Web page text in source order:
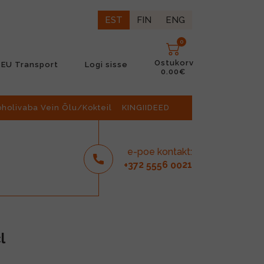
EST FIN ENG
EU Transport Logi sisse
0
Ostukorv
0.00€
Vein Õlu/Kokteil KINGIIDEED
e-poe kontakt:
+372 5556 0021